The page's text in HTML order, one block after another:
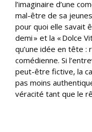
l’imaginaire d’une
mal-être de sa
pour quoi elle savait
demi » et la « Dolce
qu’une idée en tête :
comédienne. Si
peut-être fictive, la
pas moins
véracité tant que le